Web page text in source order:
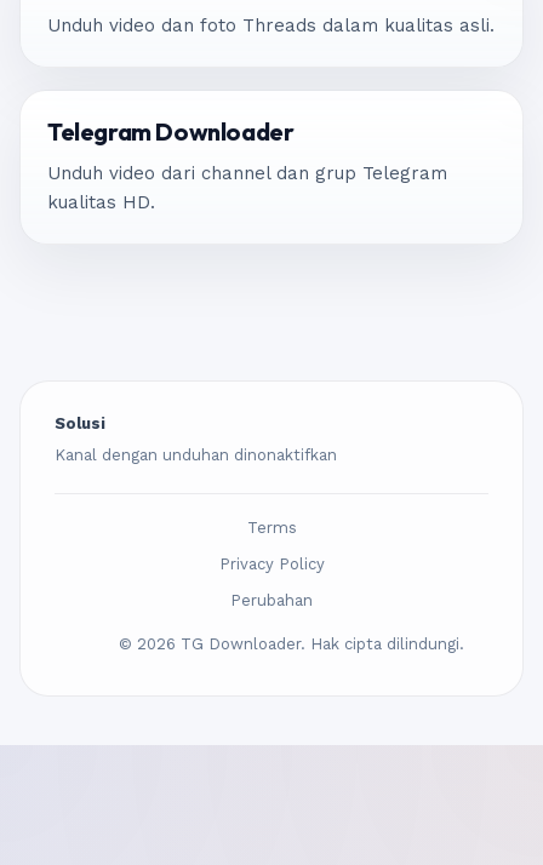
Unduh video dan foto Threads dalam kualitas asli.
Telegram Downloader
Unduh video dari channel dan grup Telegram
kualitas HD.
Solusi
Kanal dengan unduhan dinonaktifkan
Terms
Privacy Policy
Perubahan
© 2026 TG Downloader. Hak cipta dilindungi.